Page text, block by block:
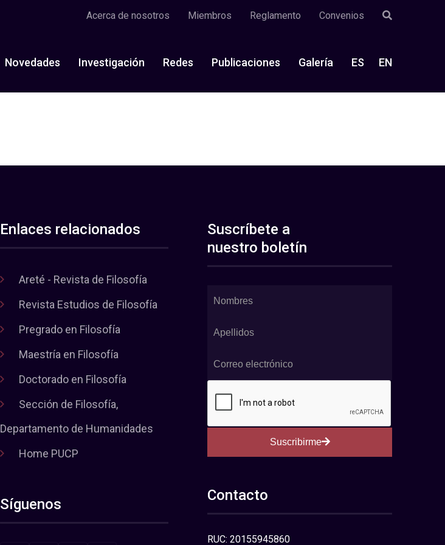
Acerca de nosotros Miembros Reglamento Convenios
Novedades Investigación Redes Publicaciones Galería ES EN
Enlaces relacionados
Areté - Revista de Filosofía
Revista Estudios de Filosofía
Pregrado en Filosofía
Maestría en Filosofía
Doctorado en Filosofía
Sección de Filosofía,
Departamento de Humanidades
Home PUCP
Síguenos
Suscríbete a
nuestro boletín
Suscribirme
Contacto
RUC: 20155945860